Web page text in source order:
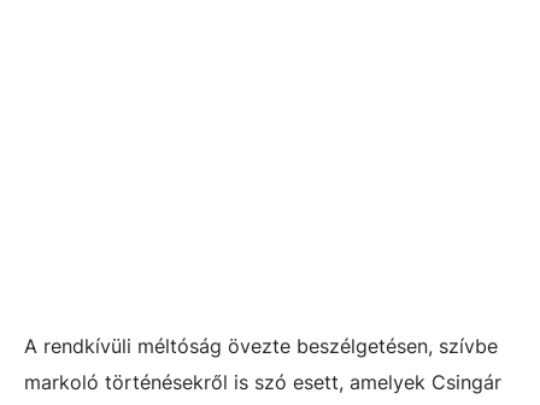
A rendkívüli méltóság övezte beszélgetésen, szívbe
markoló történésekről is szó esett, amelyek Csingár